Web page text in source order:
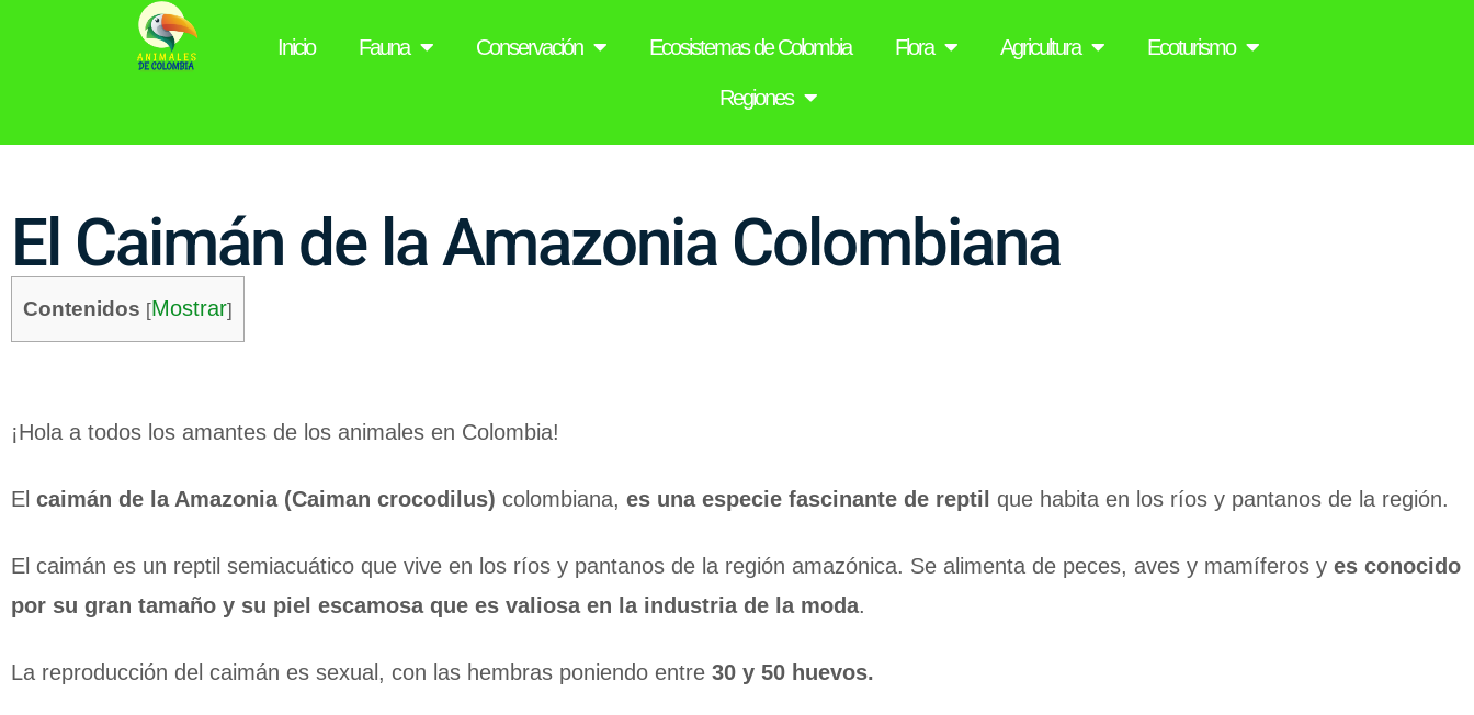
Inicio Fauna Conservación Ecosistemas de Colombia Flora Agricultura Ecoturismo
Regiones
El Caimán de la Amazonia Colombiana
Contenidos [Mostrar]
¡Hola a todos los amantes de los animales en Colombia!
El caimán de la Amazonia (Caiman crocodilus) colombiana, es una especie fascinante de reptil que habita en los ríos y pantanos de la región.
El caimán es un reptil semiacuático que vive en los ríos y pantanos de la región amazónica. Se alimenta de peces, aves y mamíferos y es conocido
por su gran tamaño y su piel escamosa que es valiosa en la industria de la moda.
La reproducción del caimán es sexual, con las hembras poniendo entre 30 y 50 huevos.